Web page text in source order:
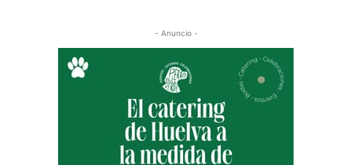
- Anuncio -